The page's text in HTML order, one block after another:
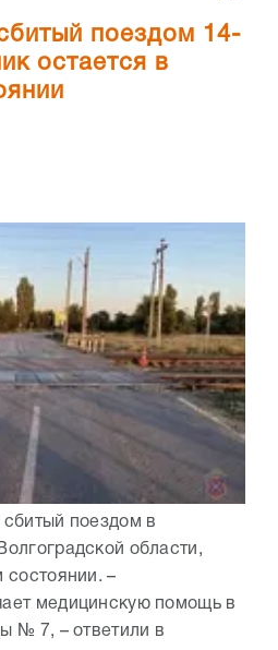
поездом 14-
остается в
поездом в
области,
состоянии. –
медицинскую помощь в
№ 7, – ответили в